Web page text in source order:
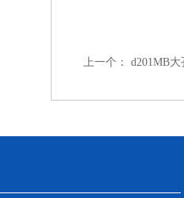
上一个： d201MB